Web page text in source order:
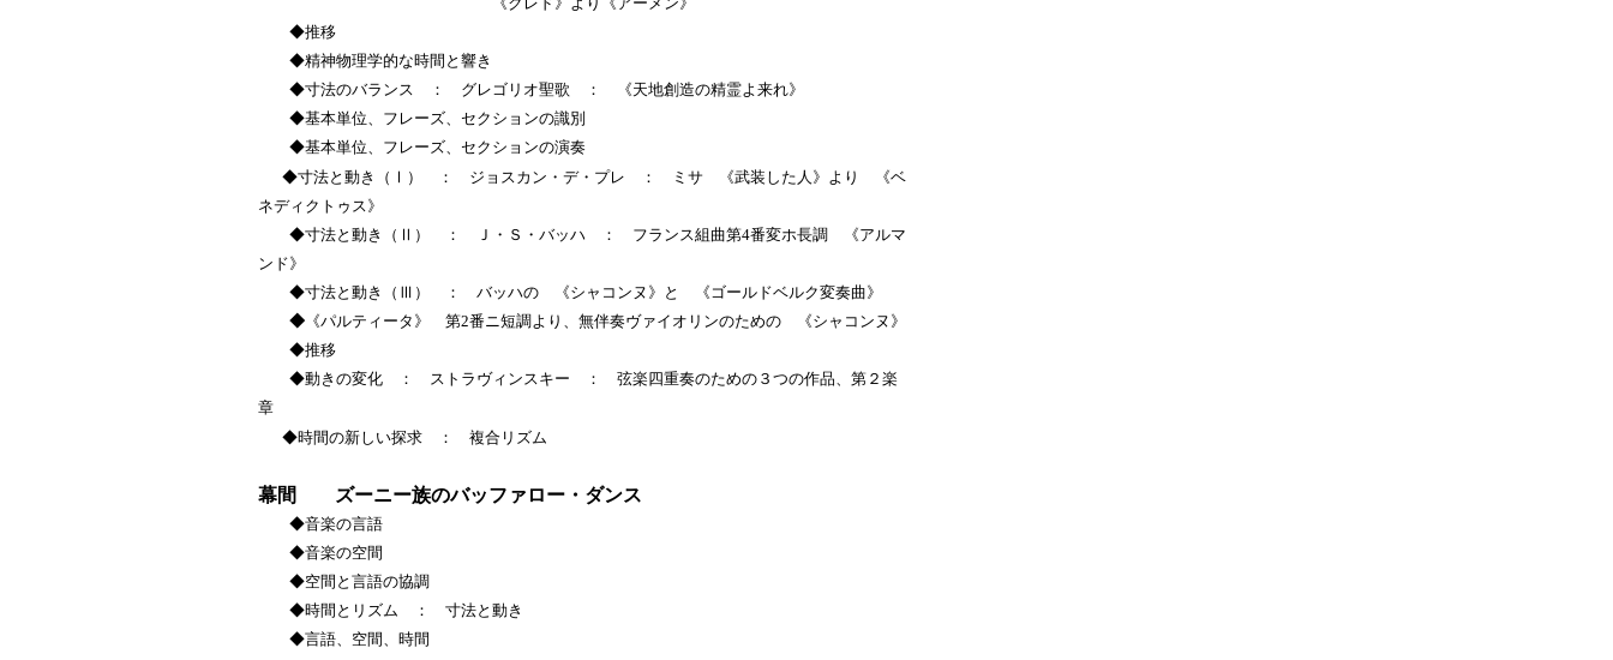
◆推移
◆精神物理学的な時間と響き
◆寸法のバランス ： グレゴリオ聖歌 ： 《天地創造の精霊よ来れ》
◆基本単位、フレーズ、セクションの識別
◆基本単位、フレーズ、セクションの演奏
◆寸法と動き（Ⅰ） ： ジョスカン・デ・プレ ： ミサ 《武装した人》より 《ベ
ネディクトゥス》
◆寸法と動き（Ⅱ） ： Ｊ・Ｓ・バッハ ： フランス組曲第4番変ホ長調 《アルマ
ンド》
◆寸法と動き（Ⅲ） ： バッハの 《シャコンヌ》と 《ゴールドベルク変奏曲》
◆ 《パルティータ》 第2番ニ短調より、無伴奏ヴァイオリンのための 《シャコンヌ》
◆推移
◆動きの変化 ： ストラヴィンスキー ： 弦楽四重奏のための３つの作品、第２楽
章
◆時間の新しい探求 ： 複合リズム
幕間 ズーニー族のバッファロー・ダンス
◆音楽の言語
◆音楽の空間
◆空間と言語の協調
◆時間とリズム ： 寸法と動き
◆言語、空間、時間